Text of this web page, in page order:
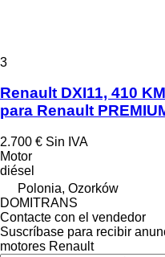
3
Renault DXI11, 410
para Renault
2.700 € Sin IVA
Motor
diésel
Polonia, Ozorków
DOMITRANS
Contacte con el vendedor
Suscríbase para recibir
motores Renault